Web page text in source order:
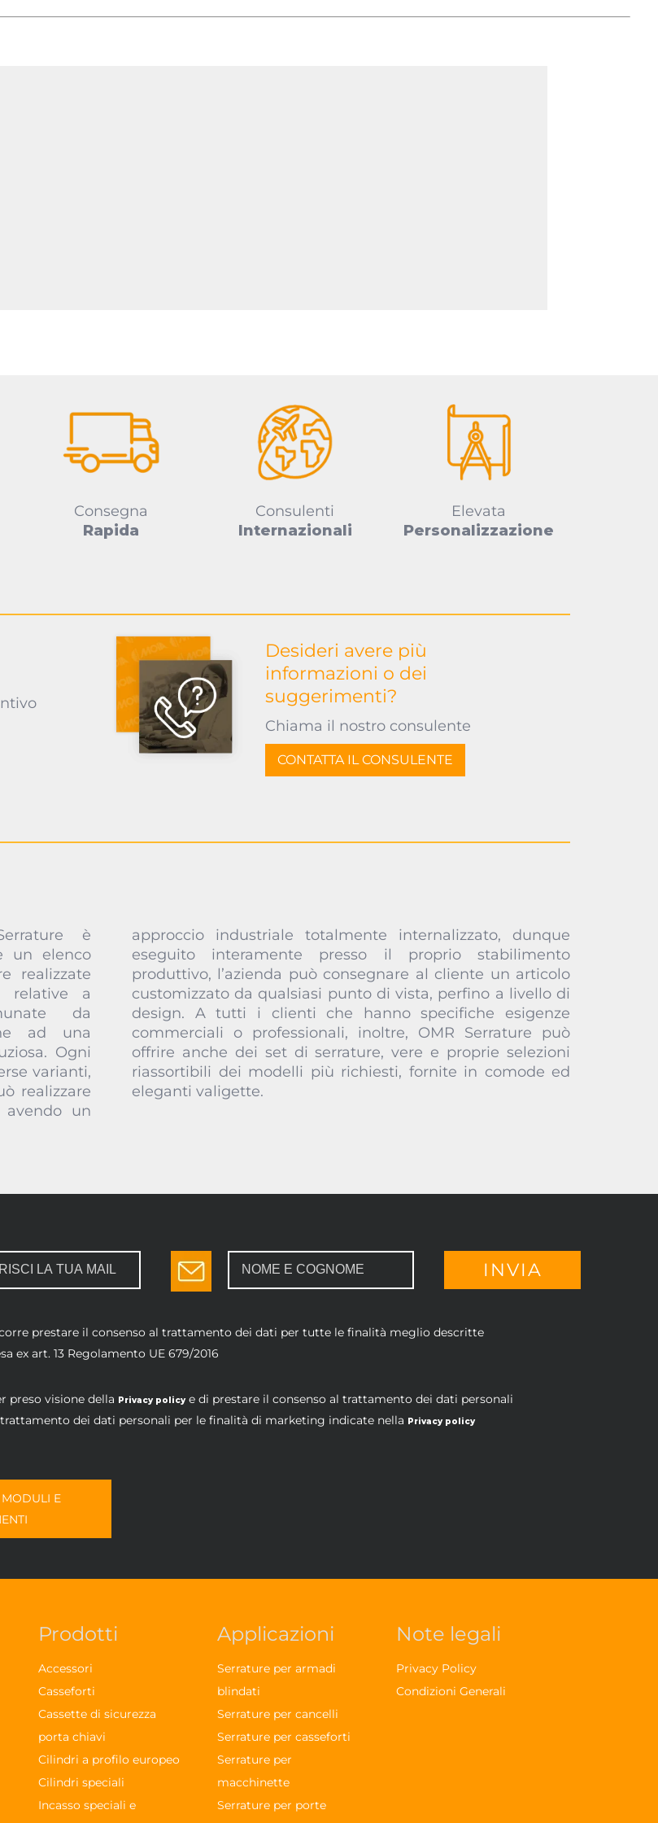
Consegna
Rapida
Consulenti
Internazionali
Elevata
Personalizzazione
Desideri avere più
informazioni o dei
suggerimenti?
Chiama il nostro consulente
CONTATTA IL CONSULENTE
è
un elenco
realizzate
relative a
da
ad una
Ogni
varianti,
realizzare
avendo un
dunque
un articolo
a livello di
esigenze
può
selezioni
ed
eleganti valigette.
prestare il consenso al trattamento dei dati per tutte le finalità meglio descritte
ex art. 13 Regolamento UE 679/2016
preso visione della Privacy policye di prestare il consenso al trattamento dei dati personali
dei dati personali per le finalità di marketing indicate nella Privacy policy
E
Prodotti
Accessori
Casseforti
Cassette di sicurezza
porta chiavi
Cilindri a profilo europeo
Cilindri speciali
Incasso speciali e
Applicazioni
Serrature per armadi
blindati
Serrature per cancelli
Serrature per casseforti
Serrature per
macchinette
Serrature per porte
Note legali
Privacy Policy
Condizioni Generali